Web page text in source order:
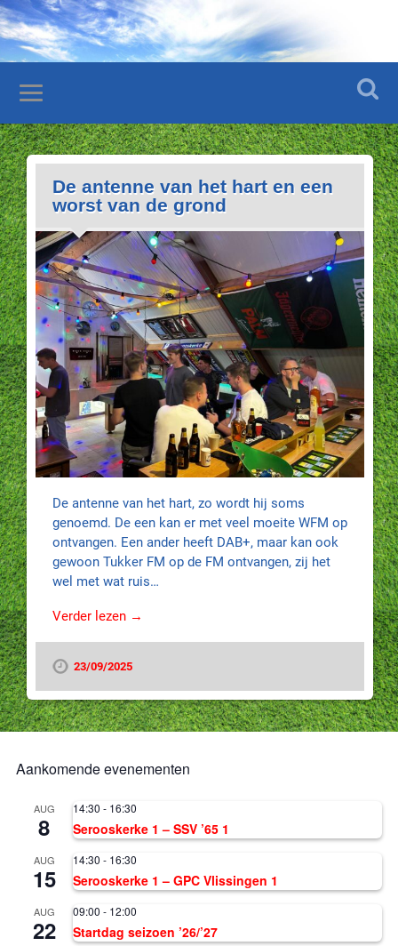
De antenne van het hart en een
worst van de grond
De antenne van het hart, zo wordt hij soms
genoemd. De een kan er met veel moeite WFM op
ontvangen. Een ander heeft DAB+, maar kan ook
gewoon Tukker FM op de FM ontvangen, zij het
wel met wat ruis…
Verder lezen →
23/09/2025
Aankomende evenementen
AUG
8
14:30 - 16:30
Serooskerke 1 – SSV ’65 1
AUG
15
14:30 - 16:30
Serooskerke 1 – GPC Vlissingen 1
AUG
22
09:00 - 12:00
Startdag seizoen ’26/’27